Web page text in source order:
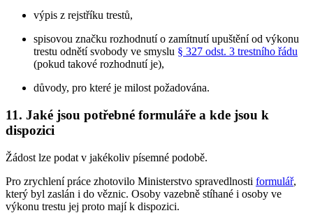
výpis z rejstříku trestů,
spisovou značku rozhodnutí o zamítnutí upuštění od výkonu
trestu odnětí svobody ve smyslu § 327 odst. 3 trestního řádu
(pokud takové rozhodnutí je),
důvody, pro které je milost požadována.
11. Jaké jsou potřebné formuláře a kde jsou k
dispozici
Žádost lze podat v jakékoliv písemné podobě.
Pro zrychlení práce zhotovilo Ministerstvo spravedlnosti formulář,
který byl zaslán i do věznic. Osoby vazebně stíhané i osoby ve
výkonu trestu jej proto mají k dispozici.